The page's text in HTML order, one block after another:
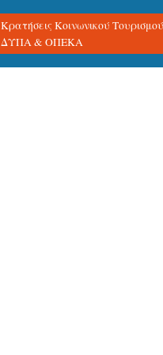
Κρατήσεις Κοινωνικού
ΔΥΠΑ & ΟΠΕΚΑ